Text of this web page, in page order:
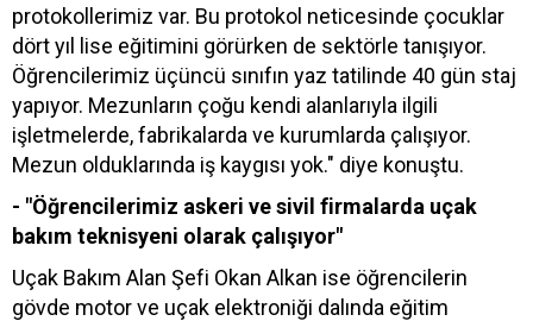
protokollerimiz var. Bu protokol neticesinde çocuklar
dört yıl lise eğitimini görürken de sektörle tanışıyor.
Öğrencilerimiz üçüncü sınıfın yaz tatilinde 40 gün staj
yapıyor. Mezunların çoğu kendi alanlarıyla ilgili
işletmelerde, fabrikalarda ve kurumlarda çalışıyor.
Mezun olduklarında iş kaygısı yok." diye konuştu.
- "Öğrencilerimiz askeri ve sivil firmalarda uçak
bakım teknisyeni olarak çalışıyor"
Uçak Bakım Alan Şefi Okan Alkan ise öğrencilerin
gövde motor ve uçak elektroniği dalında eğitim